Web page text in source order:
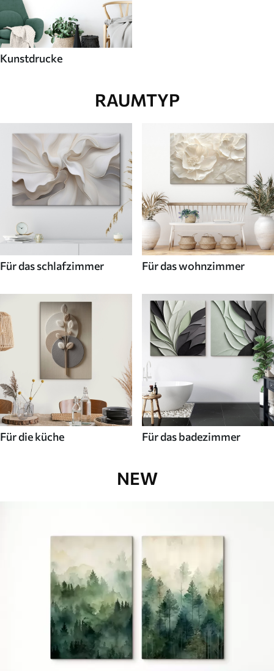
Kunstdrucke
RAUMTYP
Für das schlafzimmer Für das wohnzimmer
Für die küche Für das badezimmer
NEW